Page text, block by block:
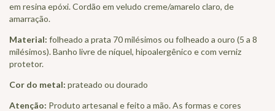
em resina epóxi. Cordão em veludo creme/amarelo claro, de
amarração.
Material: folheado a prata 70 milésimos ou folheado a ouro (5 a 8
milésimos). Banho livre de níquel, hipoalergênico e com verniz
protetor.
Cor do metal: prateado ou dourado
Atenção: Produto artesanal e feito a mão. As formas e cores